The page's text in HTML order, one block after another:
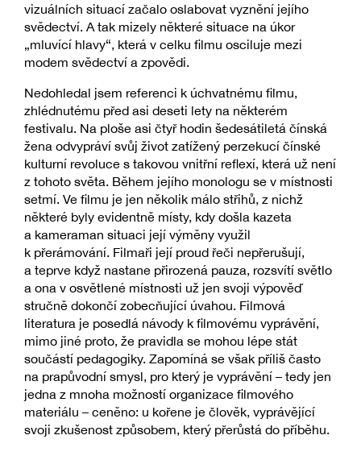
vizuálních situací začalo oslabovat vyznění jejího
svědectví. A tak mizely některé situace na úkor
„mluvící hlavy“, která v celku filmu osciluje mezi
modem svědectví a zpovědi.
Nedohledal jsem referenci k úchvatnému filmu,
zhlédnutému před asi deseti lety na některém
festivalu. Na ploše asi čtyř hodin šedesátiletá čínská
žena odvypráví svůj život zatížený perzekucí čínské
kulturní revoluce s takovou vnitřní reflexí, která už není
z tohoto světa. Během jejího monologu se v místnosti
setmí. Ve filmu je jen několik málo střihů, z nichž
některé byly evidentně místy, kdy došla kazeta
a kameraman situaci její výměny využil
k přerámování. Filmaři její proud řeči nepřerušují,
a teprve když nastane přirozená pauza, rozsvítí světlo
a ona v osvětlené místnosti už jen svoji výpověď
stručně dokončí zobecňující úvahou. Filmová
literatura je posedlá návody k filmovému vyprávění,
mimo jiné proto, že pravidla se mohou lépe stát
součástí pedagogiky. Zapomíná se však příliš často
na prapůvodní smysl, pro který je vyprávění – tedy jen
jedna z mnoha možností organizace filmového
materiálu – ceněno: u kořene je člověk, vyprávějící
svoji zkušenost způsobem, který přerůstá do příběhu.